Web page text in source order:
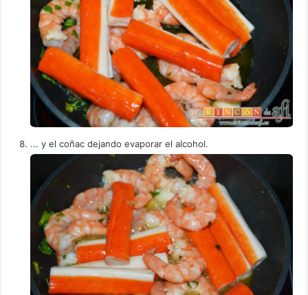
... y el coñac dejando evaporar el alcohol.